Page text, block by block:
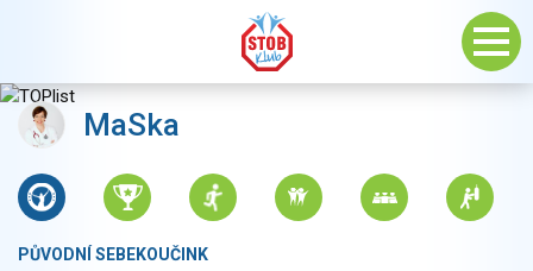
MaSka
PŮVODNÍ SEBEKOUČINK